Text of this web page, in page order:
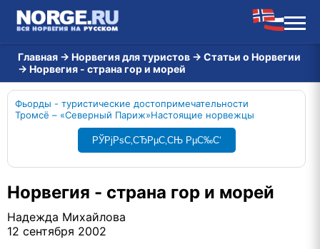
Главная → Норвегия для туристов → Статьи о Норвегии
→ Норвегия - страна гор и морей
Фьорды - туристические достопримечательности
Тромсё – «Северный Париж»Настоящие норвежцы
РЎРјРѕС‚СЂРµС‚СЊ РµС‰С‘
Норвегия - страна гор и морей
Надежда Михайлова
12 сентября 2002